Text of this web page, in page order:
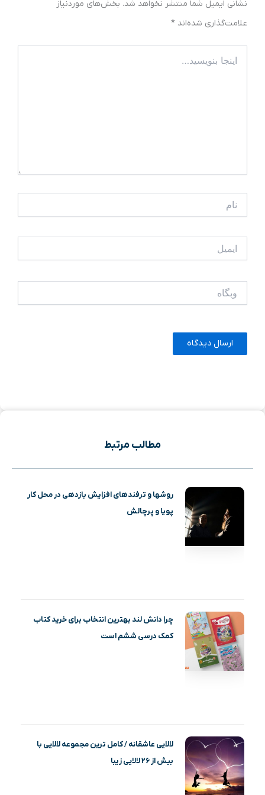
نشانی ایمیل شما منتشر نخواهد شد. بخش‌های موردنیاز
علامت‌گذاری شده‌اند *
بنویسید…
مطالب مرتبط
روشها و ترفندهای افزایش بازدهی در محل کار
پویا و پرچالش
چرا دانش لند بهترین انتخاب برای خرید کتاب
کمک درسی ششم است
لالایی عاشقانه / کامل ترین مجموعه لالایی با
بیش از ۲۶ لالایی زیبا